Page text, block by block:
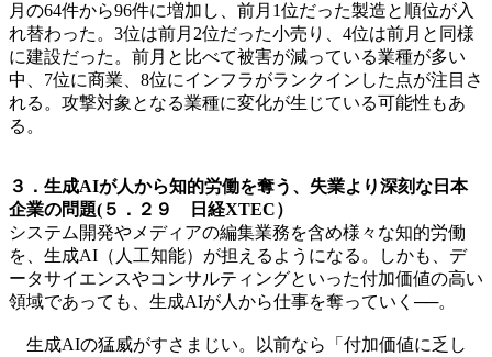
月の64件から96件に増加し、前月1位だった製造と順位が入
れ替わった。3位は前月2位だった小売り、4位は前月と同様
に建設だった。前月と比べて被害が減っている業種が多い
中、7位に商業、8位にインフラがランクインした点が注目さ
れる。攻撃対象となる業種に変化が生じている可能性もあ
る。
３．生成AIが人から知的労働を奪う、失業より深刻な日本
企業の問題(５．２９ 日経XTEC）
システム開発やメディアの編集業務を含め様々な知的労働
を、生成AI（人工知能）が担えるようになる。しかも、デ
ータサイエンスやコンサルティングといった付加価値の高い
領域であっても、生成AIが人から仕事を奪っていく──。
生成AIの猛威がすさまじい。以前なら「付加価値に乏し